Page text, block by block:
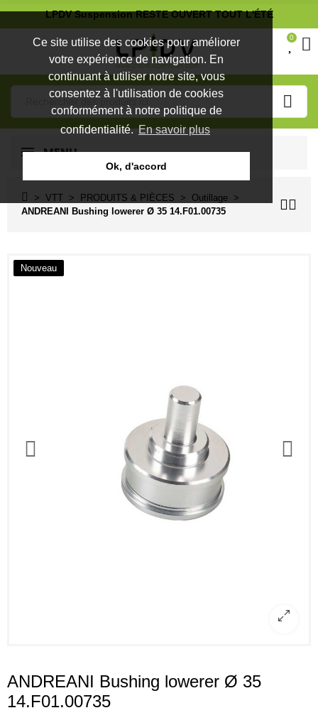
Ce site utilise des cookies pour améliorer
votre expérience de navigation. En
continuant à utiliser notre site, vous
consentez à l'utilisation de cookies
conformément à notre politique de
confidentialité.En savoir plus
Ok, d'accord
LPDV Suspension RESTE OUVERT TOUT L'ÉTÉ
0
MENU
VTT PRODUITS & PIÈCES
Outillage
ANDREANI Bushing lowerer Ø 35 14.F01.00735
Nouveau
ANDREANI Bushing lowerer Ø 35
14.F01.00735